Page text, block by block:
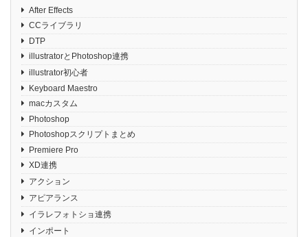
After Effects
CCライブラリ
DTP
illustratorとPhotoshop連携
illustrator初心者
Keyboard Maestro
macカスタム
Photoshop
Photoshopスクリプトまとめ
Premiere Pro
XD連携
アクション
アピアランス
イラレフォトショ連携
インポート